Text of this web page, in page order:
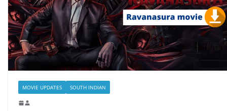
MOVIE UPDATES SOUTH INDIAN